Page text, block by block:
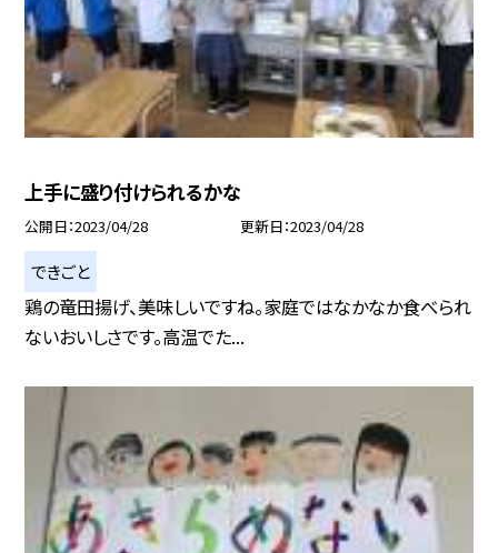
上手に盛り付けられるかな
公開日 2023/04/28 更新日 2023/04/28
できごと
鶏の竜田揚げ、美味しいですね。家庭ではなかなか食べられ
ないおいしさです。高温でた...